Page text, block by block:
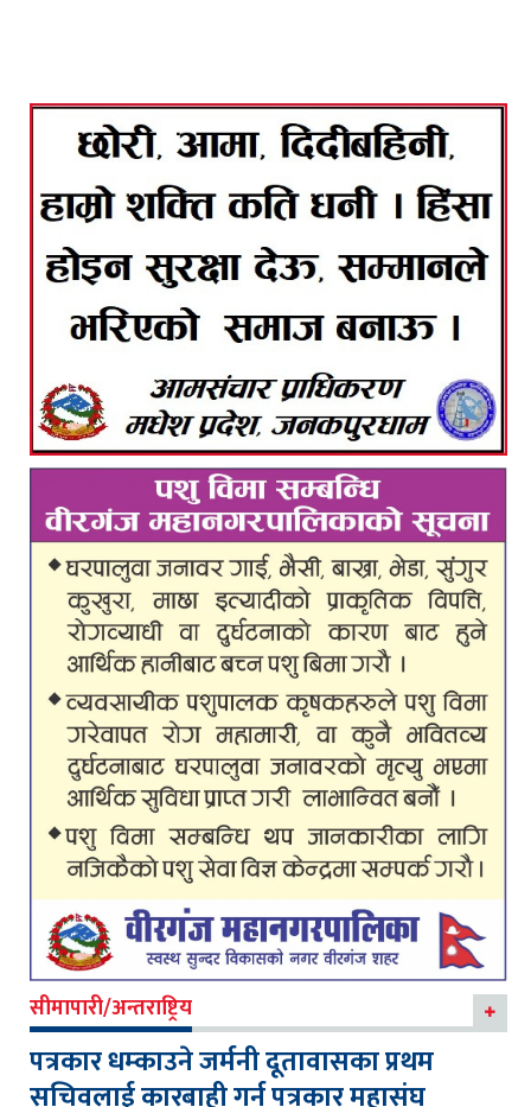
सीमापारी/अन्तराष्ट्रिय
पत्रकार धम्काउने जर्मनी दूतावासका प्रथम
सचिवलाई कारबाही गर्न पत्रकार महासंघ